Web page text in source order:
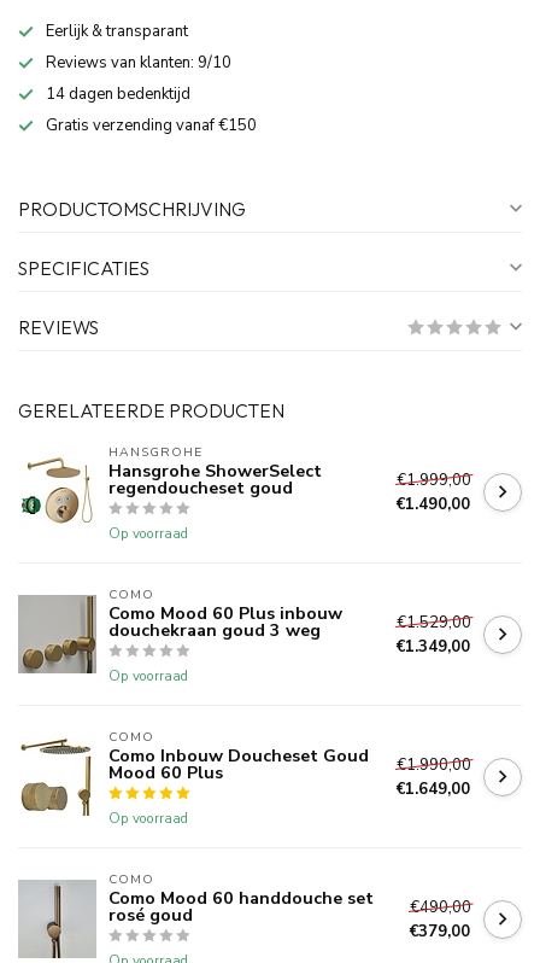
Eerlijk & transparant
Reviews van klanten: 9/10
14 dagen bedenktijd
Gratis verzending vanaf €150
PRODUCTOMSCHRIJVING
SPECIFICATIES
REVIEWS
GERELATEERDE PRODUCTEN
HANSGROHE
Hansgrohe ShowerSelect
regendoucheset goud
Op voorraad
€1.999,00
€1.490,00
COMO
Como Mood 60 Plus inbouw
douchekraan goud 3 weg
Op voorraad
€1.529,00
€1.349,00
COMO
Como Inbouw Doucheset Goud
Mood 60 Plus
Op voorraad
€1.990,00
€1.649,00
COMO
Como Mood 60 handdouche set
rosé goud
€490,00
€379,00